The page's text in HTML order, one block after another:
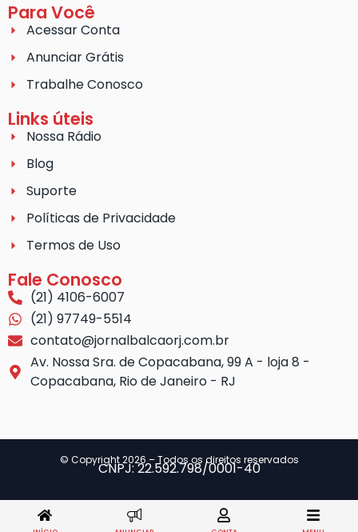
Para Você
Acessar Conta
Anunciar Grátis
Trabalhe Conosco
Links úteis
Nossa Rádio
Blog
Suporte
Políticas de Privacidade
Termos de Uso
Fale Conosco
(21) 4106-6007
(21) 97749-5514
contato@jornalbalcaorj.com.br
Av. Nossa Sra. de Copacabana, 99 A - loja 8 -
Copacabana, Rio de Janeiro - RJ
© Copyright 2026 – Todos os direitos reservados
CNPJ: 22.592.798/0001-40